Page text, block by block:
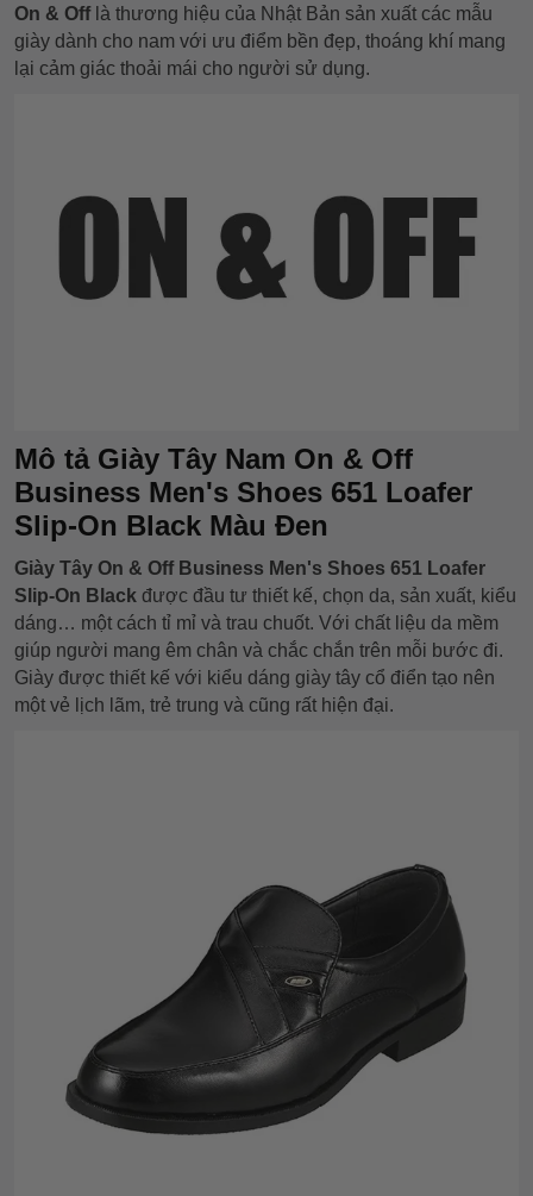
On & Offlà thương hiệu của Nhật Bản sản xuất các mẫu
giày dành cho nam với ưu điểm bền đẹp, thoáng khí mang
lại cảm giác thoải mái cho người sử dụng.
Mô tả Giày Tây Nam On & Off
Business Men's Shoes 651 Loafer
Slip-On Black Màu Đen
Giày Tây On & Off Business Men's Shoes 651 Loafer
Slip-On Black được đầu tư thiết kế, chọn da, sản xuất, kiểu
dáng… một cách tỉ mỉ và trau chuốt. Với chất liệu da mềm
giúp người mang êm chân và chắc chắn trên mỗi bước đi.
Giày được thiết kế với kiểu dáng giày tây cổ điển tạo nên
một vẻ lịch lãm, trẻ trung và cũng rất hiện đại.